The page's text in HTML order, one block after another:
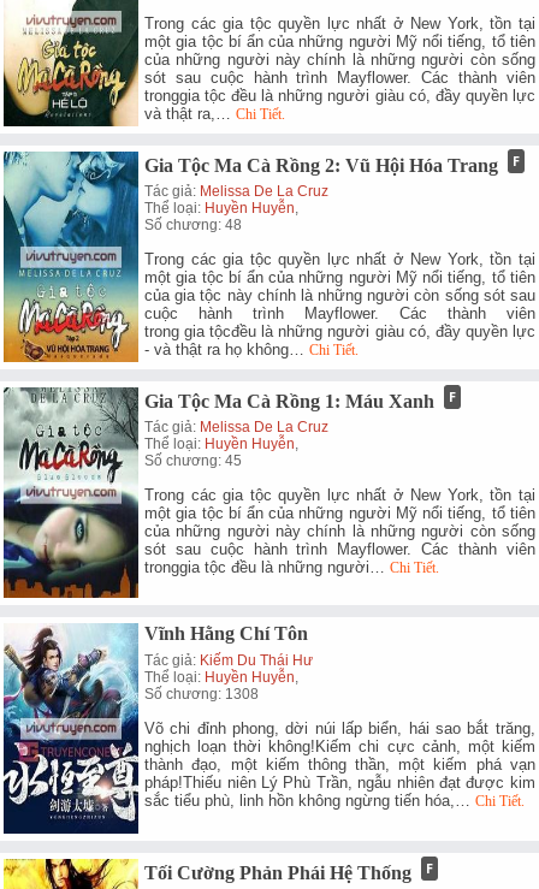
Trong các gia tộc quyền lực nhất ở New York, tồn tại
một gia tộc bí ẩn của những người Mỹ nổi tiếng, tổ tiên
của những người này chính là những người còn sống
sót sau cuộc hành trình Mayflower. Các thành viên
tronggia tộc đều là những người giàu có, đầy quyền lực
và thật ra,…Chi Tiết.
Gia Tộc Ma Cà Rồng 2: Vũ Hội Hóa Trang
Tác giả: Melissa De La Cruz
Thể loại: Huyền Huyễn,
Số chương: 48
Trong các gia tộc quyền lực nhất ở New York, tồn tại
một gia tộc bí ẩn của những người Mỹ nổi tiếng, tổ tiên
của gia tộc này chính là những người còn sống sót sau
cuộc hành trình Mayflower. Các thành viên
trong gia tộcđều là những người giàu có, đầy quyền lực
- và thật ra họ không…Chi Tiết.
Gia Tộc Ma Cà Rồng 1: Máu Xanh
Tác giả: Melissa De La Cruz
Thể loại: Huyền Huyễn,
Số chương: 45
Trong các gia tộc quyền lực nhất ở New York, tồn tại
một gia tộc bí ẩn của những người Mỹ nổi tiếng, tổ tiên
của những người này chính là những người còn sống
sót sau cuộc hành trình Mayflower. Các thành viên
tronggia tộc đều là những người…Chi Tiết.
Vĩnh Hằng Chí Tôn
Tác giả: Kiếm Du Thái Hư
Thể loại: Huyền Huyễn
Số chương: 1308
Võ chi đỉnh phong, dời núi lấp biển, hái sao bắt trăng,
nghịch loạn thời không!Kiếm chi cực cảnh, một kiếm
thành đạo, một kiếm thông thần, một kiếm phá vạn
pháp!Thiếu niên Lý Phù Trần, ngẫu nhiên đạt được kim
sắc tiểu phù, linh hồn không ngừng tiến hóa,…Chi Tiết.
Tối Cường Phản Phái Hệ Thống